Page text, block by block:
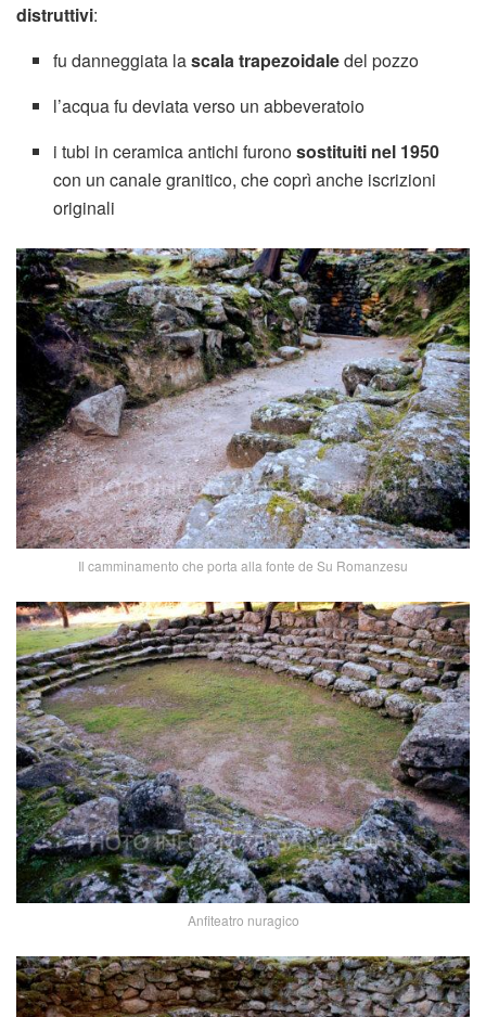
distruttivi:
fu danneggiata lascala trapezoidaledel pozzo
l’acqua fu deviata verso un abbeveratoio
i tubi in ceramica antichi furonosostituiti nel 1950
con un canale granitico, che coprì anche iscrizioni
originali
Il camminamento che porta alla fonte de Su Romanzesu
Anfiteatro nuragico